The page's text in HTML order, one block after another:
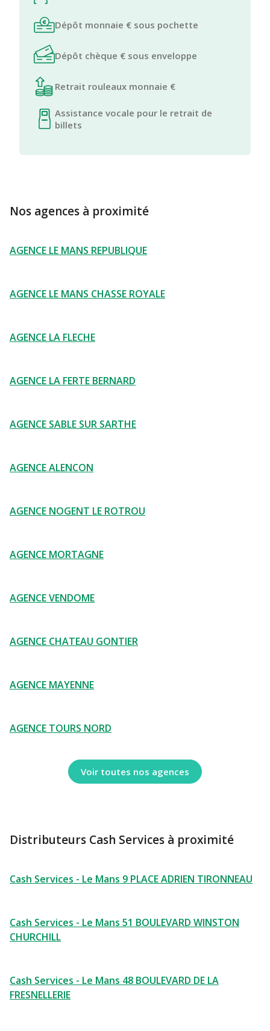
Dépôt monnaie € sous pochette
Dépôt chèque € sous enveloppe
Retrait rouleaux monnaie €
Assistance vocale pour le retrait de
billets
Nos agences à proximité
AGENCE LE MANS REPUBLIQUE
AGENCE LE MANS CHASSE ROYALE
AGENCE LA FLECHE
AGENCE LA FERTE BERNARD
AGENCE SABLE SUR SARTHE
AGENCE ALENCON
AGENCE NOGENT LE ROTROU
AGENCE MORTAGNE
AGENCE VENDOME
AGENCE CHATEAU GONTIER
AGENCE MAYENNE
AGENCE TOURS NORD
Voir toutes nos agences
Distributeurs Cash Services à proximité
Cash Services - Le Mans 9 PLACE ADRIEN TIRONNEAU
Cash Services - Le Mans 51 BOULEVARD WINSTON
CHURCHILL
Cash Services - Le Mans 48 BOULEVARD DE LA
FRESNELLERIE